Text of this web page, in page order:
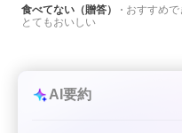
食べてない（贈答）
おすすめ
とてもおいしい
AI要約